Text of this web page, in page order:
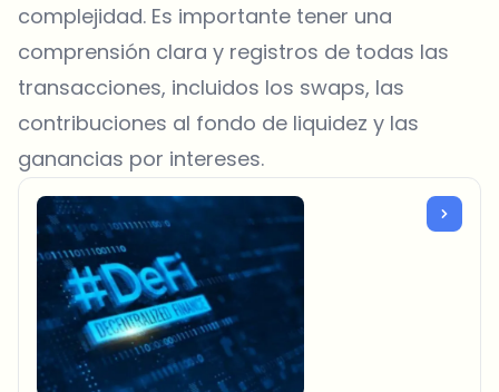
complejidad. Es importante tener una
comprensión clara y registros de todas las
transacciones, incluidos los swaps, las
contribuciones al fondo de liquidez y las
ganancias por intereses.